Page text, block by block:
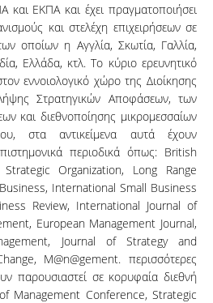
ΕΚΠΑ και έχει πραγματοποιήσει
και στελέχη επιχειρήσεων σε
οποίων η Αγγλία, Σκωτία, Γαλλία,
Ελλάδα, κτλ. Το κύριο ερευνητικό
εννοιολογικό χώρο της Διοίκησης
Στρατηγικών Αποφάσεων, των
και διεθνοποίησης μικρομεσσαίων
στα αντικείμενα αυτά έχουν
περιοδικά όπως: British
Organization, Long Range
International Small Business
Review, International Journal of
European Management Journal,
Journal of Strategy and
M@n@gement. περισσότερες
παρουσιαστεί σε κορυφαία διεθνή
Management Conference, Strategic